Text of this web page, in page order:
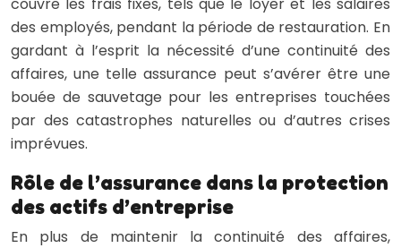
des employés, pendant la période de restauration. En
gardant à l’esprit la nécessité d’une continuité des
affaires, une telle assurance peut s’avérer être une
bouée de sauvetage pour les entreprises touchées
par des catastrophes naturelles ou d’autres crises
imprévues.
Rôle de l’assurance dans la protection
des actifs d’entreprise
En plus de maintenir la continuité des affaires,